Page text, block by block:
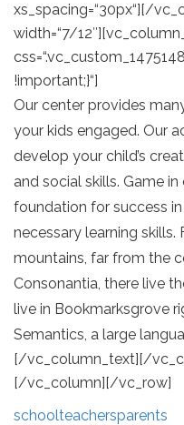
xs_spacing=“30px“][/
width=“7/
!important;}“]
Our center provides
your kids engaged. Our
develop your child’s
and social skills. Game
foundation for success
necessary learning skills.
mountains, far from the
Consonantia, there live
live in Bookmarksgrove
Semantics, a large
[/vc_column_text][/
[/vc_column][/vc_row]
schoolteachersparents